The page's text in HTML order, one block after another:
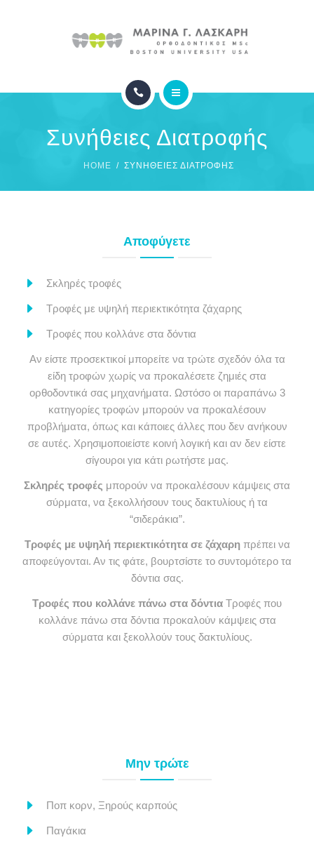
ΦΩΤΟΓΡΑΦΙΕΣ
ΟΡΘΟΔΟΝΤΙΚΗ
ΕΠΙΚΟΙΝΩΝΙΑ
Συνήθειες Διατροφής
HOME ΣΥΝΉΘΕΙΕΣ ΔΙΑΤΡΟΦΉΣ
Αποφύγετε
Σκληρές τροφές
Τροφές με υψηλή περιεκτικότητα ζάχαρης
Τροφές που κολλάνε στα δόντια
Αν είστε προσεκτικοί μπορείτε να τρώτε σχεδόν όλα τα
είδη τροφών χωρίς να προκαλέσετε ζημιές στα
ορθοδοντικά σας μηχανήματα. Ωστόσο οι παραπάνω 3
κατηγορίες τροφών μπορούν να προκαλέσουν
προβλήματα, όπως και κάποιες άλλες που δεν ανήκουν
σε αυτές. Χρησιμοποιείστε κοινή λογική και αν δεν είστε
σίγουροι για κάτι ρωτήστε μας.
Σκληρές τροφές μπορούν να προκαλέσουν κάμψεις στα
σύρματα, να ξεκολλήσουν τους δακτυλίους ή τα
“σιδεράκια”.
Τροφές με υψηλή περιεκτικότητα σε ζάχαρηπρέπει να
αποφεύγονται. Αν τις φάτε, βουρτσίστε το συντομότερο τα
δόντια σας.
Τροφές που κολλάνε πάνω στα δόντια Τροφές που
κολλάνε πάνω στα δόντια προκαλούν κάμψεις στα
σύρματα και ξεκολλούν τους δακτυλίους.
Μην τρώτε
Ποπ κορν, Ξηρούς καρπούς
Παγάκια